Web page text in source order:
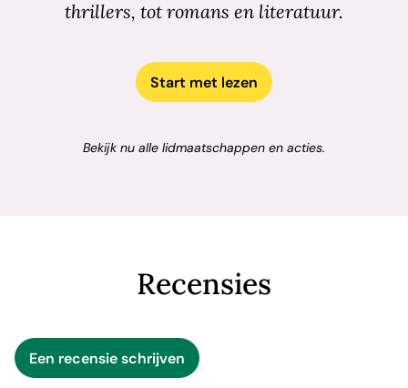
herlas het, vroeg haar uitgever om advies en besloten
thrillers, tot romans en literatuur.
Start met lezen
Bekijk nu alle lidmaatschappen en acties.
Recensies
Een recensie schrijven